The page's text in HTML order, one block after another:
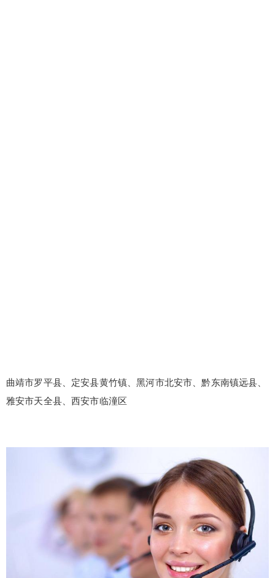
曲靖市罗平县、定安县黄竹镇、黑河市北安市、黔东南镇远县、
雅安市天全县、西安市临潼区